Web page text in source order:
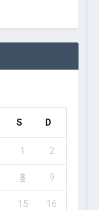
S D
1 2
8 9
15 16